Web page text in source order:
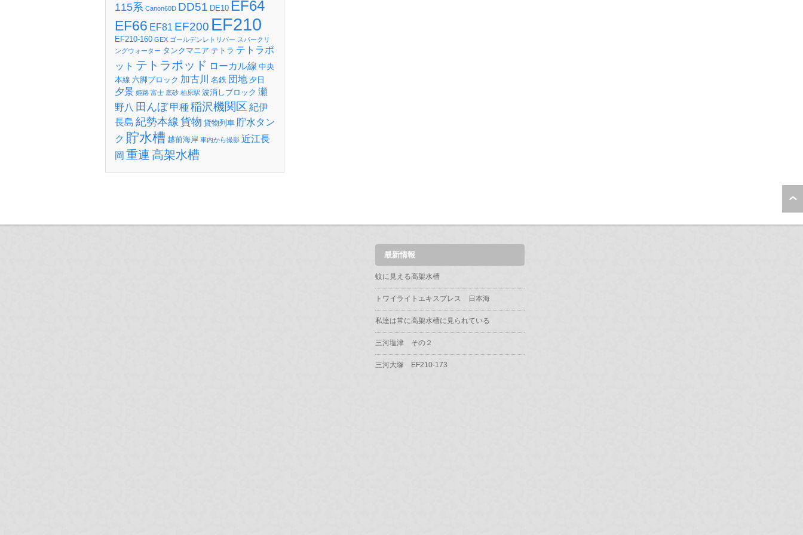
115系 Canon60D DD51 DE10 EF64
EF66 EF81 EF200 EF210
EF210-160 GEX ゴールデンレトリバー スパークリ
ングウォーター タンクマニア テトラ テトラポ
ット テトラポッド ローカル線 中央
本線 六脚ブロック 加古川 名鉄 団地 夕日
夕景 姫路 富士 底砂 柏原駅 波消しブロック 瀬
野八 田んぼ 甲種稲沢機関区 紀伊
長島 紀勢本線 貨物 貨物列車 貯水タン
ク 貯水槽 越前海岸 車内から撮影 近江長
岡 重連 高架水槽
最新情報
蚊に見える高架水槽
トワイライトエキスプレス 日本海
私達は常に高架水槽に見られている
三河塩津 その２
三河大塚 EF210-173